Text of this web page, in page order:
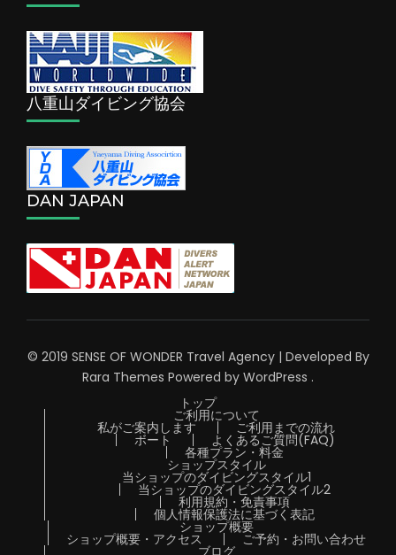
八重山ダイビング協会
DAN JAPAN
© 2019 SENSE OF WONDER Travel Agency | Developed By
Rara Themes Powered by WordPress .
トップ
ご利用について
私がご案内します ご利用までの流れ
ボート よくあるご質問(FAQ)
各種プラン・料金
ショップスタイル
当ショップのダイビングスタイル1
当ショップのダイビングスタイル2
利用規約・免責事項
個人情報保護法に基づく表記
ショップ概要
ショップ概要・アクセス ご予約・お問い合わせ